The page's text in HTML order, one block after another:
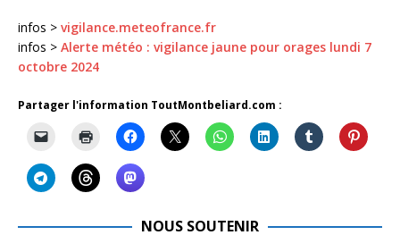
infos > vigilance.meteofrance.fr
infos > Alerte météo : vigilance jaune pour orages lundi 7
octobre 2024
Partager l'information ToutMontbeliard.com :
NOUS SOUTENIR